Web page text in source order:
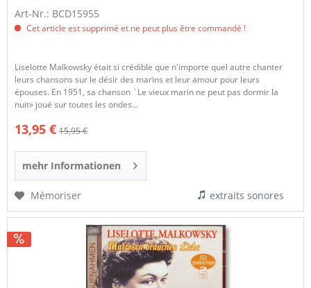
Art-Nr.: BCD15955
Cet article est supprimé et ne peut plus être commandé !
Liselotte Malkowsky était si crédible que n'importe quel autre chanter
leurs chansons sur le désir des marins et leur amour pour leurs
épouses. En 1951, sa chanson `Le vieux marin ne peut pas dormir la
nuit» joué sur toutes les ondes...
13,95 € 15,95 €
mehr Informationen
Mémoriser extraits sonores